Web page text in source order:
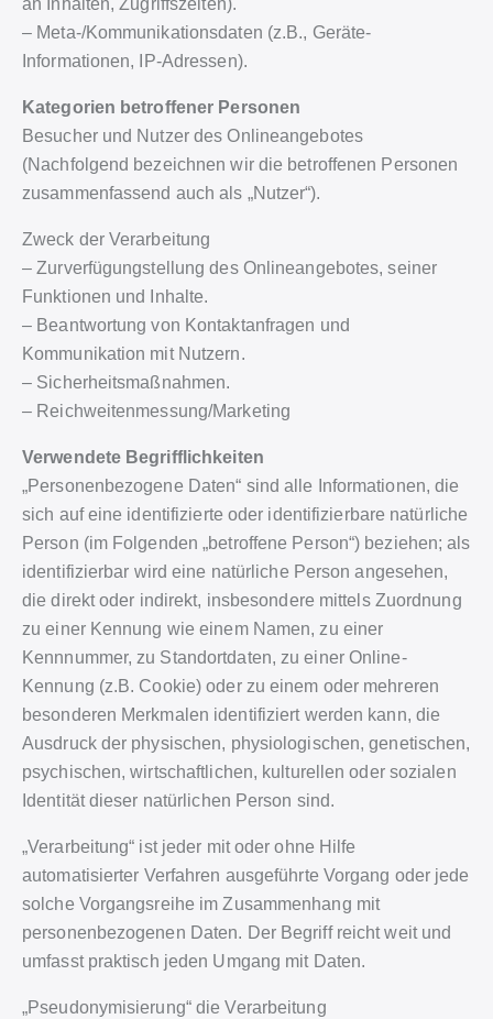
an Inhalten, Zugriffszeiten).
– Meta-/Kommunikationsdaten (z.B., Geräte-
Informationen, IP-Adressen).
Kategorien betroffener Personen
Besucher und Nutzer des Onlineangebotes
(Nachfolgend bezeichnen wir die betroffenen Personen
zusammenfassend auch als „Nutzer“).
Zweck der Verarbeitung
– Zurverfügungstellung des Onlineangebotes, seiner
Funktionen und Inhalte.
– Beantwortung von Kontaktanfragen und
Kommunikation mit Nutzern.
– Sicherheitsmaßnahmen.
– Reichweitenmessung/Marketing
Verwendete Begrifflichkeiten
„Personenbezogene Daten“ sind alle Informationen, die
sich auf eine identifizierte oder identifizierbare natürliche
Person (im Folgenden „betroffene Person“) beziehen; als
identifizierbar wird eine natürliche Person angesehen,
die direkt oder indirekt, insbesondere mittels Zuordnung
zu einer Kennung wie einem Namen, zu einer
Kennnummer, zu Standortdaten, zu einer Online-
Kennung (z.B. Cookie) oder zu einem oder mehreren
besonderen Merkmalen identifiziert werden kann, die
Ausdruck der physischen, physiologischen, genetischen,
psychischen, wirtschaftlichen, kulturellen oder sozialen
Identität dieser natürlichen Person sind.
„Verarbeitung“ ist jeder mit oder ohne Hilfe
automatisierter Verfahren ausgeführte Vorgang oder jede
solche Vorgangsreihe im Zusammenhang mit
personenbezogenen Daten. Der Begriff reicht weit und
umfasst praktisch jeden Umgang mit Daten.
„Pseudonymisierung“ die Verarbeitung